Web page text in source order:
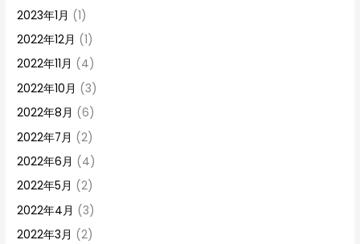
2023年1月 (1)
2022年12月 (1)
2022年11月 (4)
2022年10月 (3)
2022年8月 (6)
2022年7月 (2)
2022年6月 (4)
2022年5月 (2)
2022年4月 (3)
2022年3月 (2)